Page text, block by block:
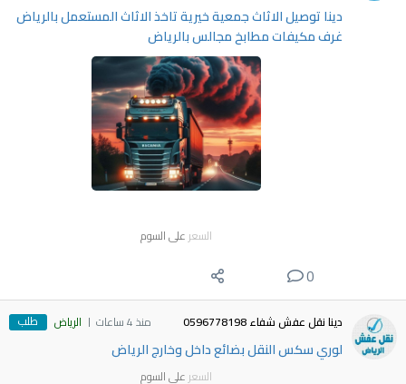
دينا توصيل الاثاث جمعية خيرية تاخذ الاثاث المستعمل بالرياض
غرف مكيفات مطابخ مجالس بالرياض
السعر على السوم
0
دينا نقل عفش شفاء 0596778198 منذ 4 ساعات الرياض طلب
لوري سكس النقل بضائع داخل وخارج الرياض
السعر على السوم